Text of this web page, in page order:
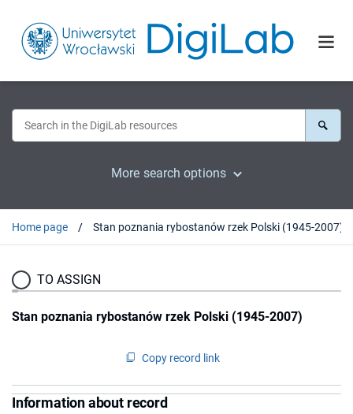
More search options
Home page Stan poznania rybostanów rzek Polski (1945-2007)
TO ASSIGN
Stan poznania rybostanów rzek Polski (1945-2007)
Copy record link
Information about record